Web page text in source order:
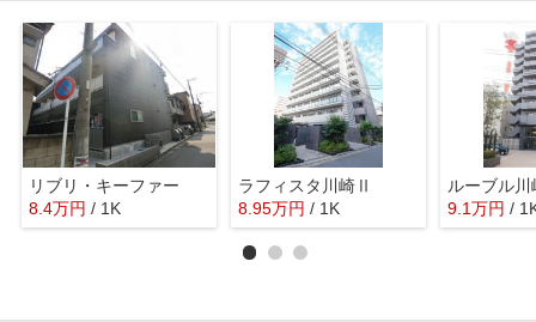
リブリ・キーファー
8.4万円 / 1K
ラフィスタ川崎Ⅱ
8.95万円 / 1K
ルーブル
9.1万円 /